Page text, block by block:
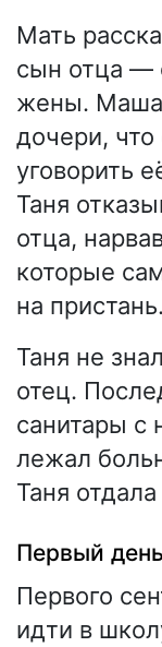
Мать
сын отца —
жены. Маша
дочери,
уговорить
Таня
отца,
которые
на пристань.
Таня не
отец.
санитары с
лежал
Таня
Первый
Первого
идти в